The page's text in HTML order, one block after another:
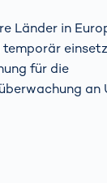
Länder in
für die